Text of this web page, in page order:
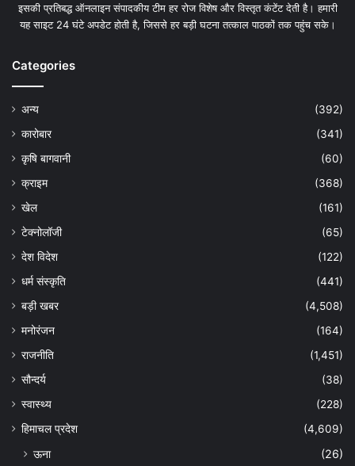
इसकी प्रतिबद्ध ऑनलाइन संपादकीय टीम हर रोज विशेष और विस्तृत कंटेंट देती है। हमारी
यह साइट 24 घंटे अपडेट होती है, जिससे हर बड़ी घटना तत्काल पाठकों तक पहुंच सके।
Categories
अन्य
(392)
कारोबार
(341)
कृषि बागवानी
(60)
क्राइम
(368)
खेल
(161)
टेक्नोलॉजी
(65)
देश विदेश
(122)
धर्म संस्कृति
(441)
बड़ी खबर
(4,508)
मनोरंजन
(164)
राजनीति
(1,451)
सौन्दर्य
(38)
स्वास्थ्य
(228)
हिमाचल प्रदेश
(4,609)
ऊना
(26)